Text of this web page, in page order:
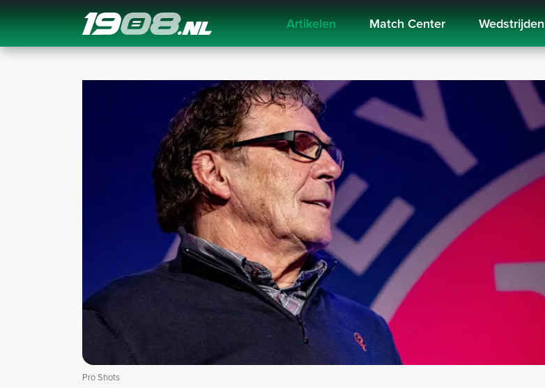
Navigation Artikelen Match Center Wedstrijden
Pro Shots